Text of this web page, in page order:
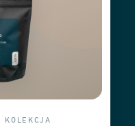
KOLEKCJA